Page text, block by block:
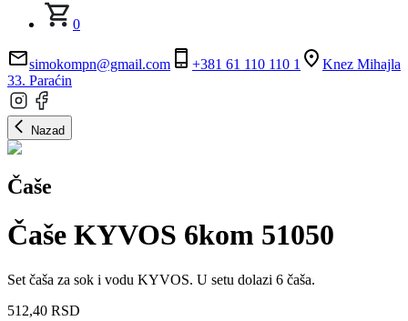
0
simokompn@gmail.com +381 61 110 110 1
Knez Mihajla
33. Paraćin
Nazad
Čaše
Čaše KYVOS 6kom 51050
Set čaša za sok i vodu KYVOS. U setu dolazi 6 čaša.
512,40 RSD